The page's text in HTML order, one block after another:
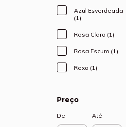
Azul Esverdeada
(1)
Rosa Claro (1)
Rosa Escuro (1)
Roxo (1)
Preço
De Até